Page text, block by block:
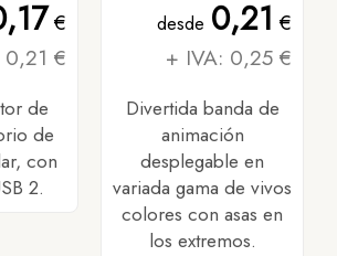
€
€
de
de
con
2.
desde 0,21 €
+ IVA: 0,25 €
Divertida banda de
animación
desplegable en
variada gama de vivos
colores con asas en
los extremos.